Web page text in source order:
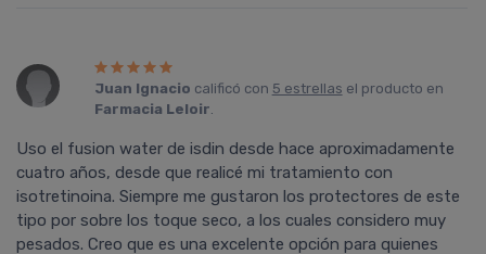
Juan Ignacio calificó con 5 estrellas el producto en
Farmacia Leloir.
Uso el fusion water de isdin desde hace aproximadamente
cuatro años, desde que realicé mi tratamiento con
isotretinoina. Siempre me gustaron los protectores de este
tipo por sobre los toque seco, a los cuales considero muy
pesados. Creo que es una excelente opción para quienes